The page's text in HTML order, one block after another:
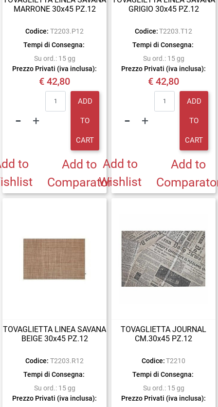
MARRONE 30x45 PZ.12
Codice: T2203.P12
Tempi di Consegna:
Su ord.: 15 gg
Prezzo Privati (iva inclusa):
€ 42,80
ADD
TO
CART
to
Add to
Comparator
GRIGIO 30x45 PZ.12
Codice: T2203.T12
Tempi di Consegna:
Su ord.: 15 gg
Prezzo Privati (iva inclusa):
€ 42,80
ADD
TO
CART
Add to
Wishlist
Add to
TOVAGLIETTA LINEA SAVANA
BEIGE 30x45 PZ.12
Codice: T2203.R12
Tempi di Consegna:
Su ord.: 15 gg
Prezzo Privati (iva inclusa):
TOVAGLIETTA JOURNAL
CM.30x45 PZ.12
Codice: T2210
Tempi di Consegna:
Su ord.: 15 gg
Prezzo Privati (iva inclusa):